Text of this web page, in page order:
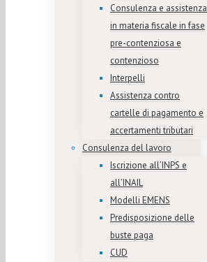
Consulenza e assistenza
in materia fiscale in fase
pre-contenziosa e
contenzioso
Interpelli
Assistenza contro
cartelle di pagamento e
accertamenti tributari
Consulenza del lavoro
Iscrizione all’INPS e
all’INAIL
Modelli EMENS
Predisposizione delle
buste paga
CUD